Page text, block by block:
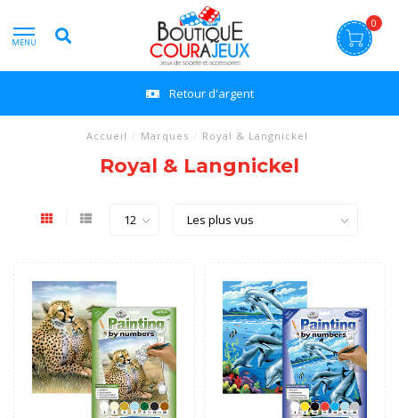
MENU
0
Retour d'argent
Accueil / Marques / Royal & Langnickel
Royal & Langnickel